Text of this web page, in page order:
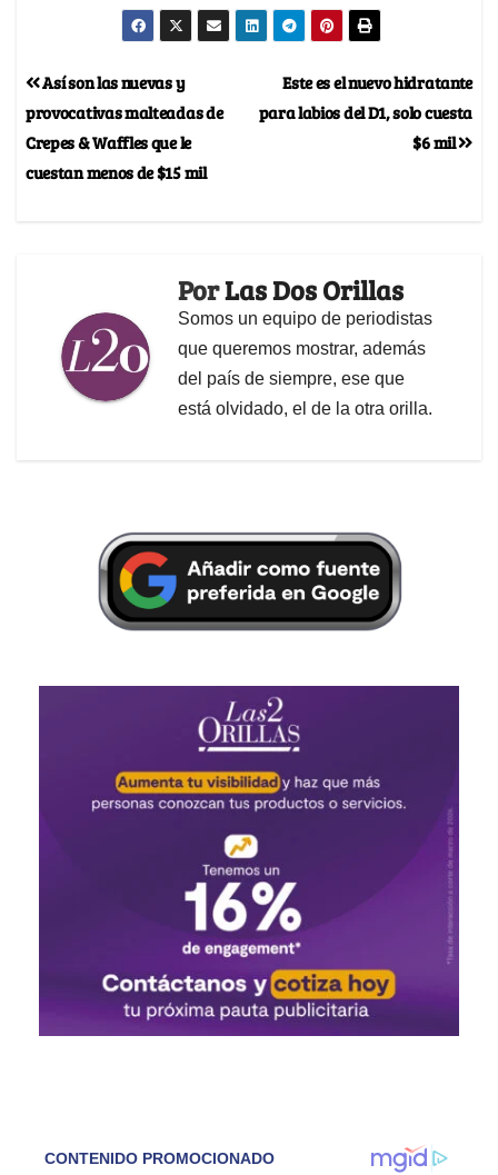
Este es el nuevo hidratante
para labios del D1, solo cuesta
$6 mil
Así son las nuevas y
provocativas malteadas de
Crepes & Waffles que le
cuestan menos de $15 mil
PorLas Dos Orillas
Somos un equipo de periodistas
que queremos mostrar, además
del país de siempre, ese que
está olvidado, el de la otra orilla.